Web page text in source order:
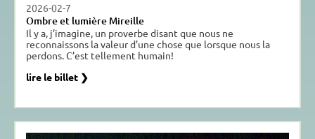
2026-02-7
Ombre et lumière Mireille
Il y a, j’imagine, un proverbe disant que nous ne
reconnaissons la valeur d’une chose que lorsque nous la
perdons. C’est tellement humain!
lire le billet ❯